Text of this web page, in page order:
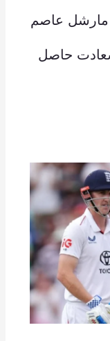
مارشل عاصم
حاصل